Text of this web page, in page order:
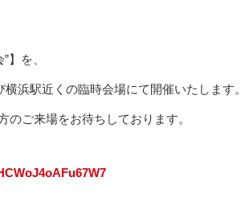
】を、
浜駅近くの臨時会場にて開催いたします。
のご来場をお待ちしております。